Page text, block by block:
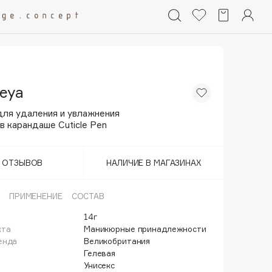
удаления и увлажнения
карандаше Cuticle Pen
ОТЗЫВОВ НАЛИЧИЕ В МАГАЗИНАХ
ПРИМЕНЕНИЕ СОСТАВ
14г
Маникюрные принадлежности
Великобритания
Гелевая
Унисекс